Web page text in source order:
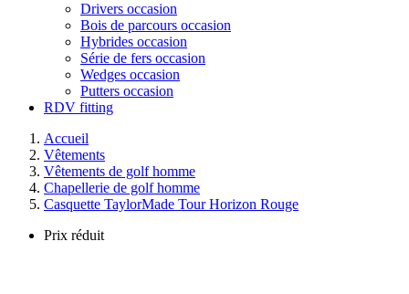
Drivers occasion
Bois de parcours occasion
Hybrides occasion
Série de fers occasion
Wedges occasion
Putters occasion
RDV fitting
Accueil
Vêtements
Vêtements de golf homme
Chapellerie de golf homme
Casquette TaylorMade Tour Horizon Rouge
Prix réduit